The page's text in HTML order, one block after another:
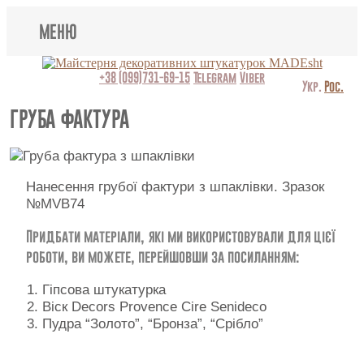
МЕНЮ
Lincrusta
Види штукатурок
Поклейка шпалер
Картини
Відео
Питання-відповідь
+38 (099)731-69-15TelegramViber
ГРУБА ФАКТУРА
Нанесення грубої фактури з шпаклівки. Зразок
№MVB74
Придбати матеріали, які ми використовували для цієї
роботи, ви можете, перейшовши за посиланням:
Гіпсова штукатурка
Віск Decors Provence Cire Senideco
Пудра “Золото”, “Бронза”, “Срібло”
Укр. Рос.